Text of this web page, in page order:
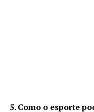
5. Como o esporte